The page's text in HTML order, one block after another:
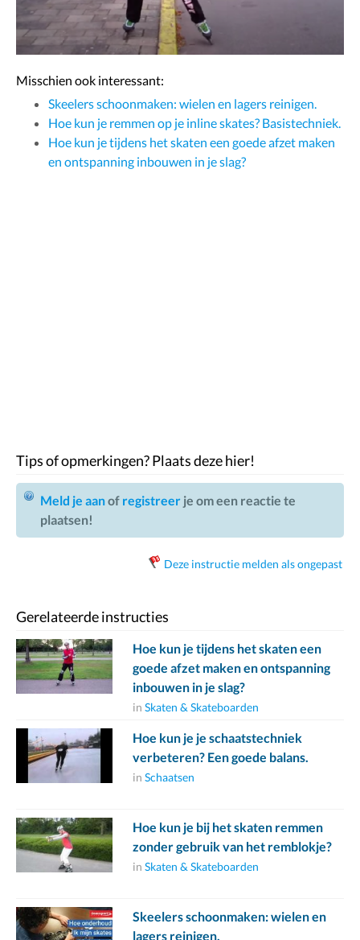
Misschien ook interessant:
Skeelers schoonmaken: wielen en lagers reinigen.
Hoe kun je remmen op je inline skates? Basistechniek.
Hoe kun je tijdens het skaten een goede afzet maken
en ontspanning inbouwen in je slag?
Tips of opmerkingen? Plaats deze hier!
Meld je aanof registreer je om een reactie te
plaatsen!
Deze instructie melden als ongepast
Gerelateerde instructies
Hoe kun je tijdens het skaten een
goede afzet maken en ontspanning
inbouwen in je slag?
in Skaten & Skateboarden
Hoe kun je je schaatstechniek
verbeteren? Een goede balans.
in Schaatsen
Hoe kun je bij het skaten remmen
zonder gebruik van het remblokje?
in Skaten & Skateboarden
Skeelers schoonmaken: wielen en
lagers reinigen.